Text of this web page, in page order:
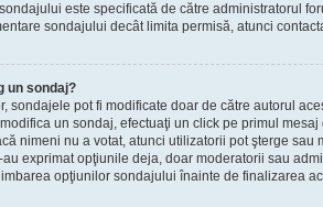
este specificată de către administratorul
sondajului decât limita permisă, atunci
un sondaj?
sondajele pot fi modificate doar de către autorul
un sondaj, efectuaţi un click pe primul
nimeni nu a votat, atunci utilizatorii pot şterge
exprimat opţiunile deja, doar moderatorii sau
opţiunilor sondajului înainte de finalizarea